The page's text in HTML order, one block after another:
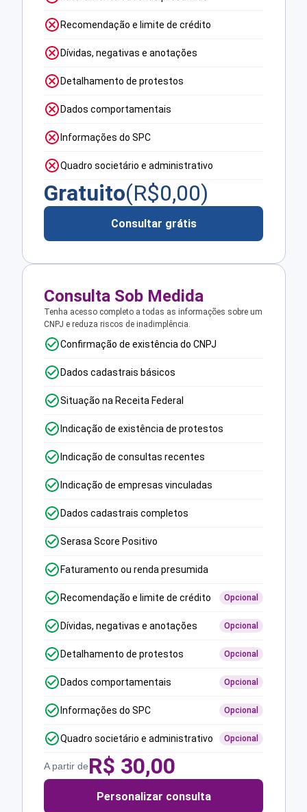
Recomendação e limite de crédito
Dívidas, negativas e anotações
Detalhamento de protestos
Dados comportamentais
Informações do SPC
Quadro societário e administrativo
Gratuito(R$0,00)
Consultar grátis
Consulta Sob Medida
Tenha acesso completo a todas as informações sobre um
CNPJ e reduza riscos de inadimplência.
Confirmação de existência do CNPJ
Dados cadastrais básicos
Situação na Receita Federal
Indicação de existência de protestos
Indicação de consultas recentes
Indicação de empresas vinculadas
Dados cadastrais completos
Serasa Score Positivo
Faturamento ou renda presumida
Recomendação e limite de crédito Opcional
Dívidas, negativas e anotações Opcional
Detalhamento de protestos Opcional
Dados comportamentais Opcional
Informações do SPC Opcional
Quadro societário e administrativo Opcional
A partir deR$ 30,00
Personalizar consulta